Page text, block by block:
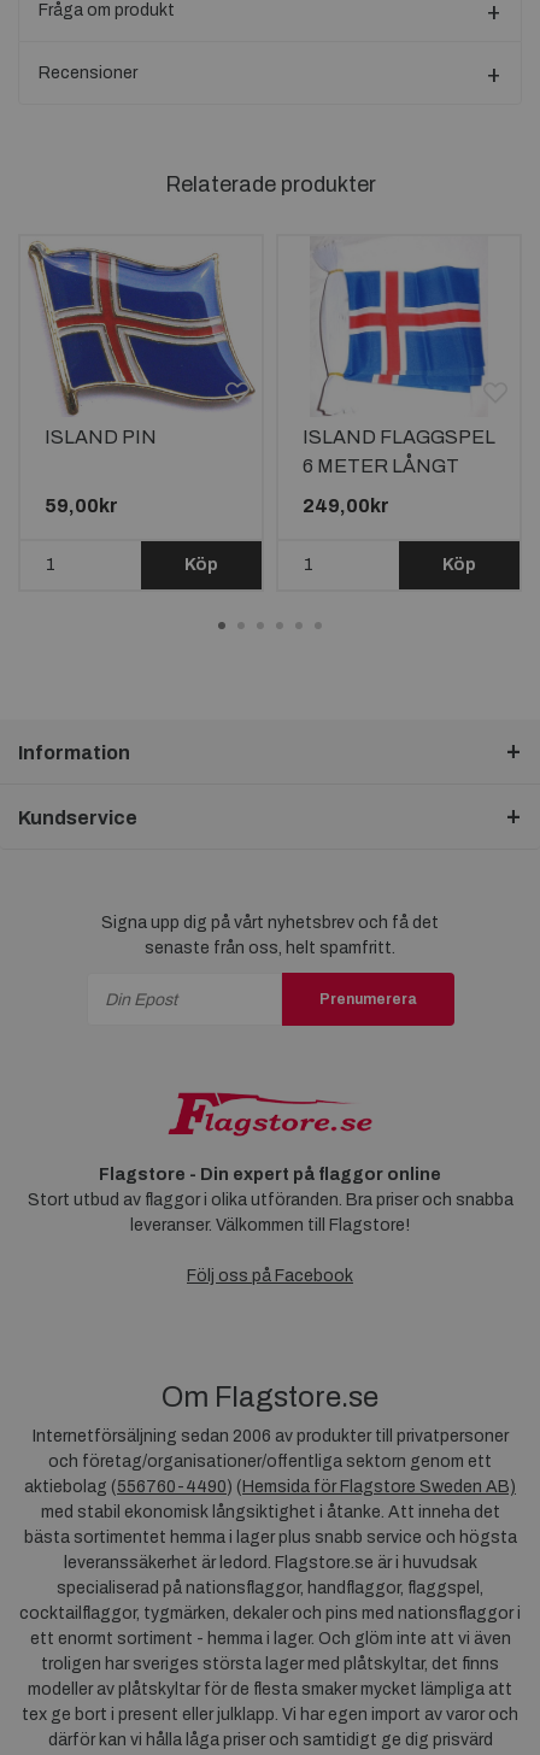
Fråga om produkt
Recensioner
Relaterade produkter
ISLAND PIN
59,00kr
Köp
ISLAND FLAGGSPEL
6 METER LÅNGT
MED 20 FLAGGOR
249,00kr
Köp
Information
Kundservice
Signa upp dig på vårt nyhetsbrev och få det
senaste från oss, helt spamfritt.
Prenumerera
Flagstore - Din expert på flaggor online
Stort utbud av flaggor i olika utföranden. Bra priser och snabba
leveranser. Välkommen till Flagstore!
Följ oss på Facebook
Om Flagstore.se
Internetförsäljning sedan 2006 av produkter till privatpersoner
och företag/organisationer/offentliga sektorn genom ett
aktiebolag (556760-4490) ( Hemsida för Flagstore Sweden AB)
med stabil ekonomisk långsiktighet i åtanke. Att inneha det
bästa sortimentet hemma i lager plus snabb service och högsta
leveranssäkerhet är ledord. Flagstore.se är i huvudsak
specialiserad på nationsflaggor, handflaggor, flaggspel,
cocktailflaggor, tygmärken, dekaler och pins med nationsflaggor i
ett enormt sortiment - hemma i lager. Och glöm inte att vi även
troligen har sveriges största lager med plåtskyltar, det finns
modeller av plåtskyltar för de flesta smaker mycket lämpliga att
tex ge bort i present eller julklapp. Vi har egen import av varor och
därför kan vi hålla låga priser och samtidigt ge dig prisvärd